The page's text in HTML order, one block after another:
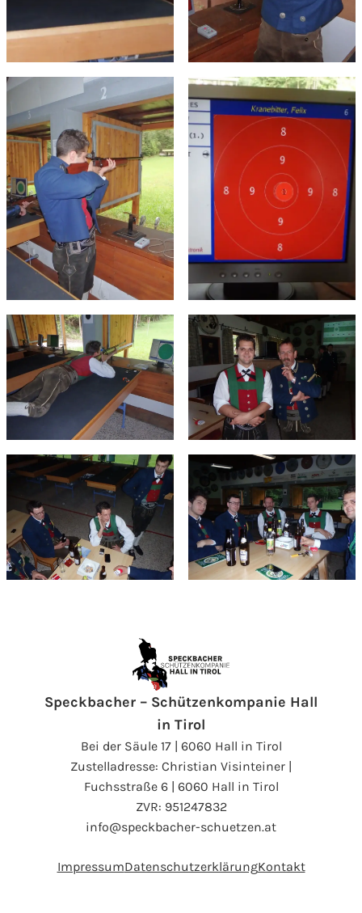
Speckbacher – Schützenkompanie Hall
in Tirol
Bei der Säule 17 | 6060 Hall in Tirol
Zustelladresse: Christian Visinteiner |
Fuchsstraße 6 | 6060 Hall in Tirol
ZVR: 951247832
info@speckbacher-schuetzen.at
ImpressumDatenschutzerklärungKontakt